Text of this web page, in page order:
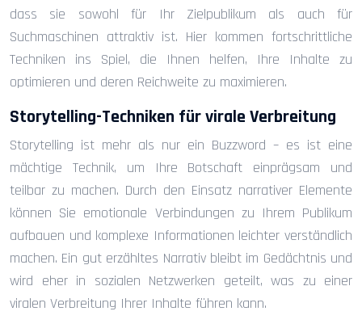
dass sie sowohl für Ihr Zielpublikum als auch für
Suchmaschinen attraktiv ist. Hier kommen fortschrittliche
Techniken ins Spiel, die Ihnen helfen, Ihre Inhalte zu
optimieren und deren Reichweite zu maximieren.
Storytelling-Techniken für virale Verbreitung
Storytelling ist mehr als nur ein Buzzword – es ist eine
mächtige Technik, um Ihre Botschaft einprägsam und
teilbar zu machen. Durch den Einsatz narrativer Elemente
können Sie emotionale Verbindungen zu Ihrem Publikum
aufbauen und komplexe Informationen leichter verständlich
machen. Ein gut erzähltes Narrativ bleibt im Gedächtnis und
wird eher in sozialen Netzwerken geteilt, was zu einer
viralen Verbreitung Ihrer Inhalte führen kann.